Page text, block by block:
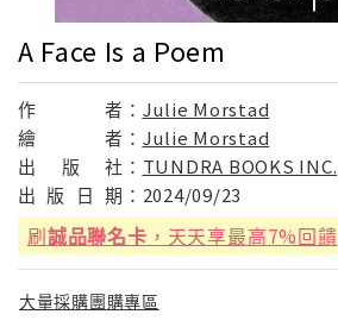
A Face Is a Poem
作 者： Julie Morstad
繪
者： Julie Morstad
出
版 社： TUNDRA BOOKS INC.
出 版 日 期： 2024/09/23
刷誠品聯名卡 ，天天享最高7%回饋
大量採購團購專區